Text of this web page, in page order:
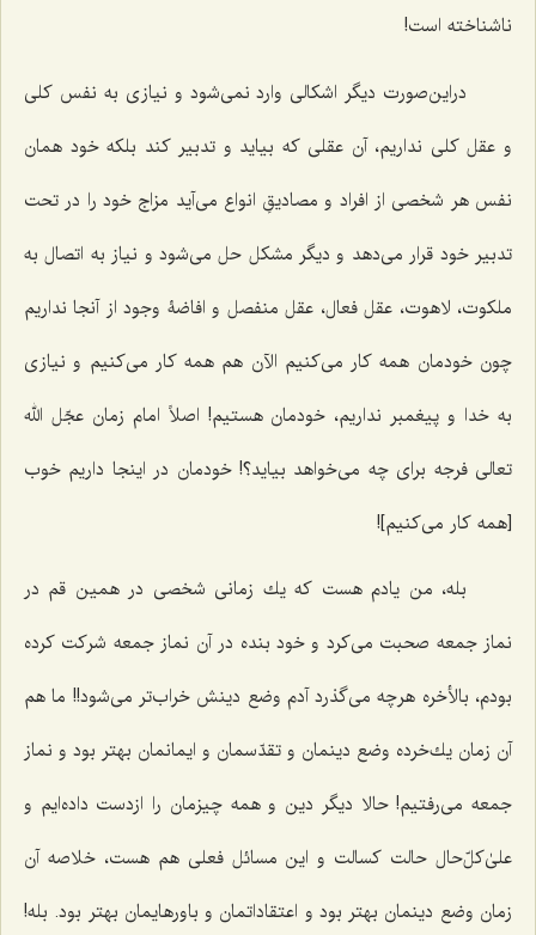
ناشناخته است!
دراین‌صورت دیگر اشكالى وارد نمى‌شود و نیازى به نفس كلى
و عقل كلى نداریم، آن عقلی که بیاید و تدبیر كند بلکه خود همان
نفس هر شخصى از افراد و مصادیقِ انواع می‌آید مزاج خود را در تحت
تدبیر خود قرار مى‌دهد و دیگر مشكل حل مى‌شود و نیاز به اتصال به
ملكوت، لاهوت، عقل فعال، عقل منفصل و افاضۀ وجود از آنجا نداریم
چون خودمان همه کار می‌کنیم الآن هم ‌همه كار می‌کنیم و نیازى
به خدا و پیغمبر نداریم، خودمان هستیم! اصلاً امام زمان عجّل الله
تعالی فرجه براى چه مى‌خواهد بیاید؟! خودمان در اینجا داریم خوب
[همه کار می‌کنیم]!
بله، من یادم هست که یك زمانى شخصى در همین قم در
نماز جمعه صحبت مى‌كرد و خود بنده در آن نماز جمعه شركت كرده
بودم، بالأخره هرچه مى‌گذرد آدم وضع دینش خراب‌تر مى‌شود!! ما هم
آن زمان یك‌خرده وضع دینمان و تقدّسمان و ایمانمان بهتر بود و نماز
جمعه مى‌رفتیم! حالا دیگر دین و همه چیزمان را ازدست داده‌ایم و
علىٰ‌كلّ‌حال حالت كسالت و این مسائل فعلى هم هست، خلاصه آن
زمان وضع دینمان بهتر بود و اعتقاداتمان و باورهایمان بهتر بود. بله!